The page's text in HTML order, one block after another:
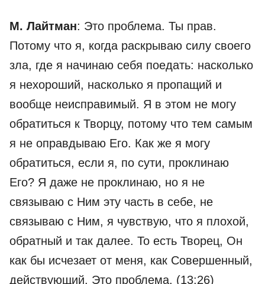
М. Лайтман: Это проблема. Ты прав.
Потому что я, когда раскрываю силу своего
зла, где я начинаю себя поедать: насколько
я нехороший, насколько я пропащий и
вообще неисправимый. Я в этом не могу
обратиться к Творцу, потому что тем самым
я не оправдываю Его. Как же я могу
обратиться, если я, по сути, проклинаю
Его? Я даже не проклинаю, но я не
связываю с Ним эту часть в себе, не
связываю с Ним, я чувствую, что я плохой,
обратный и так далее. То есть Творец, Он
как бы исчезает от меня, как Совершенный,
действующий. Это проблема. (13:26)